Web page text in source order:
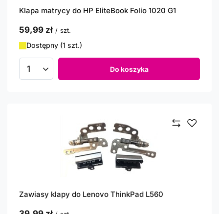
Klapa matrycy do HP EliteBook Folio 1020 G1
59,99 zł / szt.
Dostępny (1 szt.)
Ilość produktów Do koszyka
Zawiasy klapy do Lenovo ThinkPad L560